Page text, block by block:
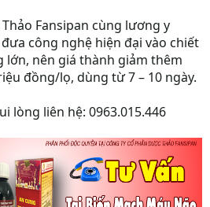
Fansipan cùng lương y
công nghệ hiện đại vào chiết
lớn, nên giá thành giảm thêm
đồng/lọ, dùng từ 7 – 10 ngày.
lòng liên hệ: 0963.015.446